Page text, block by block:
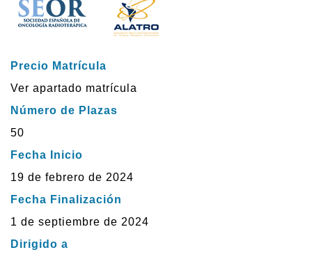
Precio Matrícula
Ver apartado matrícula
Número de Plazas
50
Fecha Inicio
19 de febrero de 2024
Fecha Finalización
1 de septiembre de 2024
Dirigido a